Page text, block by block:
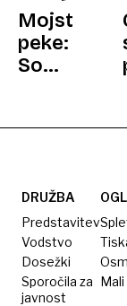
CEGLAR
Mojster
peke:
So
ki se
do
enajst
ur
DRUŽBA
Predstavitev
Vodstvo
Dosežki
Sporočila za
javnost